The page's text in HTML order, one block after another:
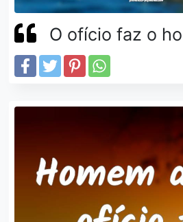
O ofício faz o